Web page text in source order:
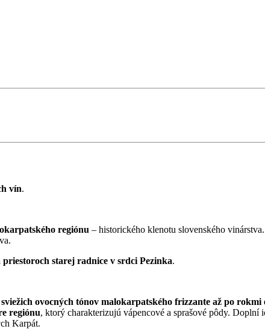
vín.
regiónu – historického klenotu slovenského
starej radnice v srdci Pezinka.
ovocných tónov malokarpatského frizzante až po
regiónu, ktorý charakterizujú vápencové a sprašové pôdy. Doplní
Karpát.